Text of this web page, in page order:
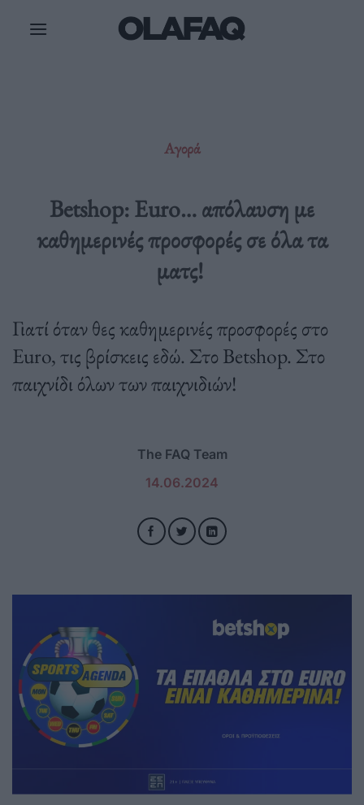
Αγορά
Betshop: Euro… απόλαυση με
καθημερινές προσφορές σε όλα τα
ματς!
Γιατί όταν θες καθημερινές προσφορές στο
Euro, τις βρίσκεις εδώ. Στο Betshop. Στο
παιχνίδι όλων των παιχνιδιών!
The FAQ Team
14.06.2024